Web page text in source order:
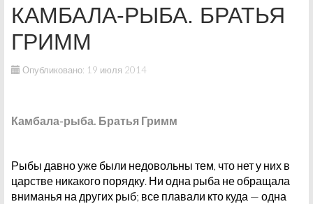
КАМБАЛА-РЫБА. БРАТЬЯ
ГРИММ
Опубликовано: 19 июля 2014
Камбала-рыба. Братья Гримм
Рыбы давно уже были недовольны тем, что нет у них в
царстве никакого порядку. Ни одна рыба не обращала
вниманья на других рыб; все плавали кто куда — одна